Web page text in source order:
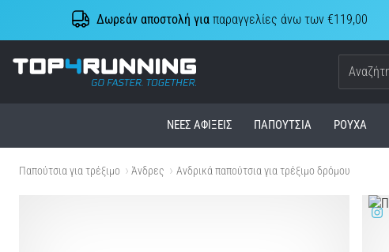
Δωρεάν αποστολή γιαπαραγγελίες άνω των €119,00
Top4Running.cy
ΝΈΕΣ ΑΦΊΞΕΙΣ ΠΑΠΟΎΤΣΙΑ ΡΟΎΧΑ
Παπούτσια για τρέξιμο Άνδρες Ανδρικά παπούτσια για τρέξιμο δρόμου